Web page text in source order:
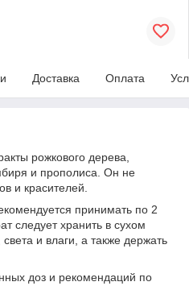
Доставка Оплата
рожкового дерева,
и прополиса. Он не
и красителей.
принимать по 2
следует хранить в сухом
и влаги, а также держать
доз и рекомендаций по